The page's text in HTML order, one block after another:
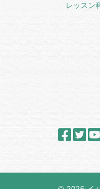
レッスン